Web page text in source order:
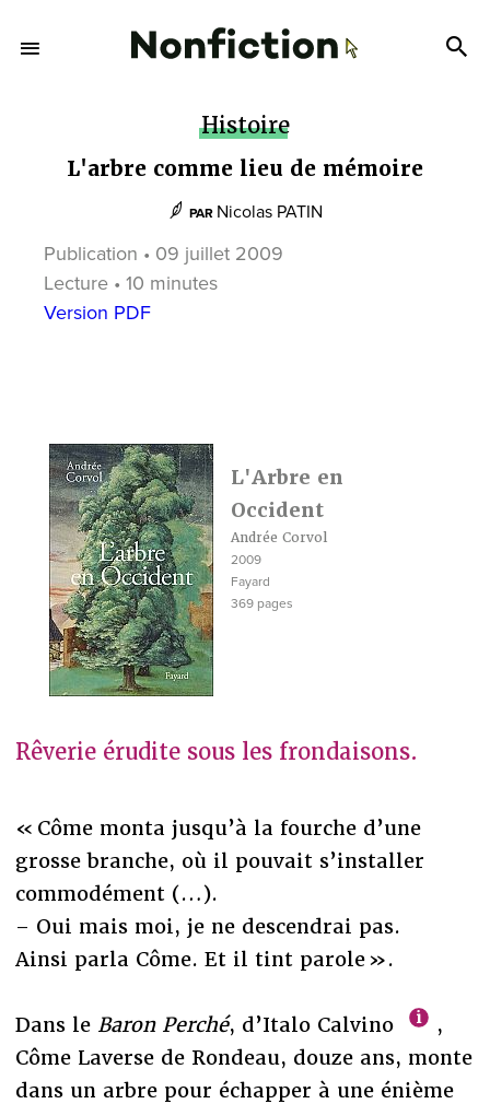
Histoire
L'arbre comme lieu de mémoire
PAR Nicolas PATIN
Publication • 09 juillet 2009
Lecture • 10 minutes
Version PDF
L'Arbre en
Occident
Andrée Corvol
2009
Fayard
369 pages
Rêverie érudite sous les frondaisons.
« Côme monta jusqu’à la fourche d’une
grosse branche, où il pouvait s’installer
commodément (…).
– Oui mais moi, je ne descendrai pas.
Ainsi parla Côme. Et il tint parole ».
Dans le Baron Perché, d’Italo Calvino
,
Côme Laverse de Rondeau, douze ans, monte
dans un arbre pour échapper à une énième